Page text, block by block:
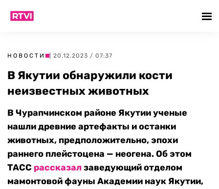
НОВОСТИ | 20.12.2023 / 07:37
В Якутии обнаружили кости
неизвестных животных
В Чурапчинском районе Якутии ученые
нашли древние артефакты и останки
животных, предположительно, эпохи
раннего плейстоцена — неогена. Об этом
ТАСС рассказалзаведующий отделом
мамонтовой фауны Академии наук Якутии,